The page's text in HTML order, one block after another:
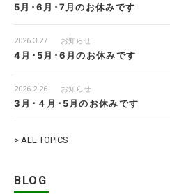
5月･6月･7月のお休みです
2026.3.27 お知らせ
4月･5月･6月のお休みです
2026.2.26 お知らせ
3月･４月･5月のお休みです
> ALL TOPICS
BLOG